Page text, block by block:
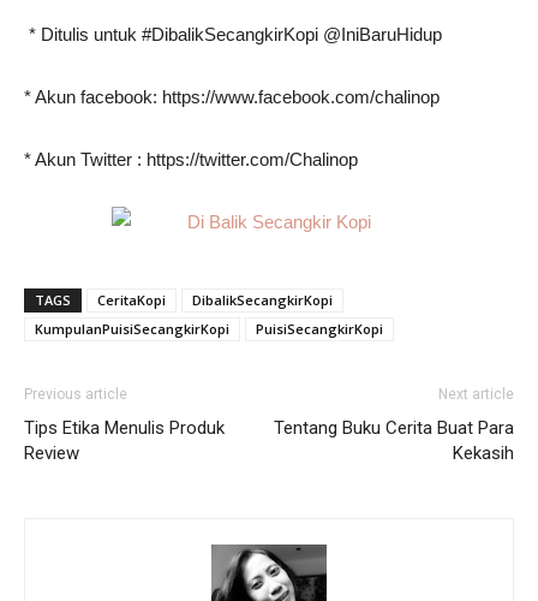
* Ditulis untuk #DibalikSecangkirKopi @IniBaruHidup
* Akun facebook: https://www.facebook.com/chalinop
* Akun Twitter : https://twitter.com/Chalinop
TAGS CeritaKopi
DibalikSecangkirKopi
KumpulanPuisiSecangkirKopi
PuisiSecangkirKopi
Previous article
Tips Etika Menulis Produk
Review
Next article
Tentang Buku Cerita Buat Para
Kekasih